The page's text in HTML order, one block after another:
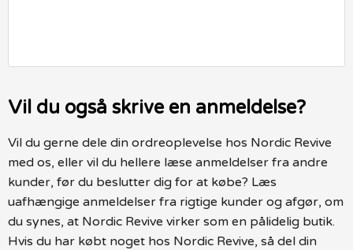
Vil du også skrive en anmeldelse?
Vil du gerne dele din ordreoplevelse hos Nordic Revive
med os, eller vil du hellere læse anmeldelser fra andre
kunder, før du beslutter dig for at købe? Læs
uafhængige anmeldelser fra rigtige kunder og afgør, om
du synes, at Nordic Revive virker som en pålidelig butik.
Hvis du har købt noget hos Nordic Revive, så del din